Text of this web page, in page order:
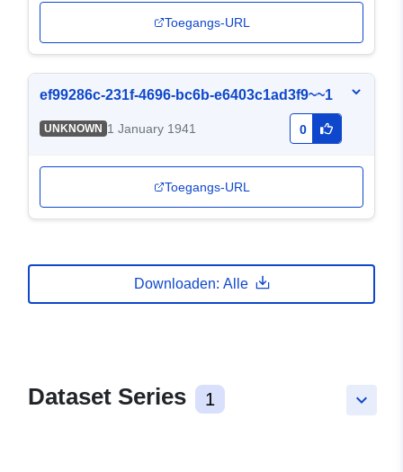
Toegangs-URL
ef99286c-231f-4696-bc6b-e6403c1ad3f9~~1
UNKNOWN 1 January 1941 0
Toegangs-URL
Downloaden: Alle
keyboard_arrow_down
Dataset Series 1